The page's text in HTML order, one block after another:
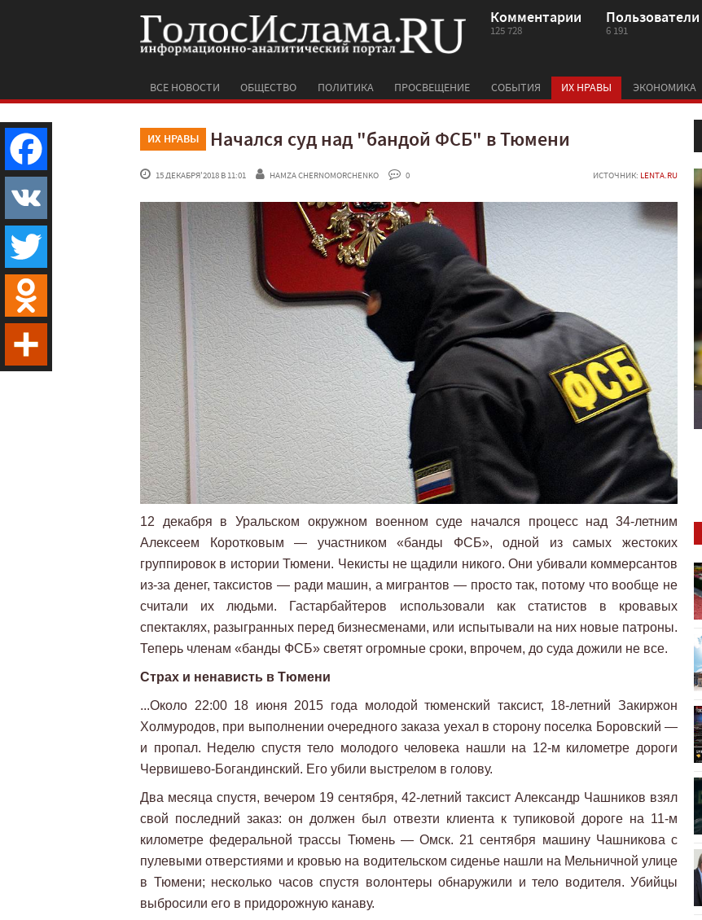
Комментарии
125 728
Пользователи
6 191
ВСЕ НОВОСТИ ОБЩЕСТВО ПОЛИТИКА ПРОСВЕЩЕНИЕ СОБЫТИЯ ИХ НРАВЫ ЭКОНОМИКА
ИХ НРАВЫ Начался суд над "бандой ФСБ" в Тюмени
15 ДЕКАБРЯ'2018 В 11:01 HAMZA CHERNOMORCHENKO 0 ИСТОЧНИК: LENTA.RU
12 декабря в Уральском окружном военном суде начался процесс над 34-летним
Алексеем Коротковым — участником «банды ФСБ», одной из самых жестоких
группировок в истории Тюмени. Чекисты не щадили никого. Они убивали коммерсантов
из-за денег, таксистов — ради машин, а мигрантов — просто так, потому что вообще не
считали их людьми. Гастарбайтеров использовали как статистов в кровавых
спектаклях, разыгранных перед бизнесменами, или испытывали на них новые патроны.
Теперь членам «банды ФСБ» светят огромные сроки, впрочем, до суда дожили не все.
Страх и ненависть в Тюмени
...Около 22:00 18 июня 2015 года молодой тюменский таксист, 18-летний Закиржон
Холмуродов, при выполнении очередного заказа уехал в сторону поселка Боровский —
и пропал. Неделю спустя тело молодого человека нашли на 12-м километре дороги
Червишево-Богандинский. Его убили выстрелом в голову.
Два месяца спустя, вечером 19 сентября, 42-летний таксист Александр Чашников взял
свой последний заказ: он должен был отвезти клиента к тупиковой дороге на 11-м
километре федеральной трассы Тюмень — Омск. 21 сентября машину Чашникова с
пулевыми отверстиями и кровью на водительском сиденье нашли на Мельничной улице
в Тюмени; несколько часов спустя волонтеры обнаружили и тело водителя. Убийцы
выбросили его в придорожную канаву.
Facebook
VK
Twitter
Odnoklassniki